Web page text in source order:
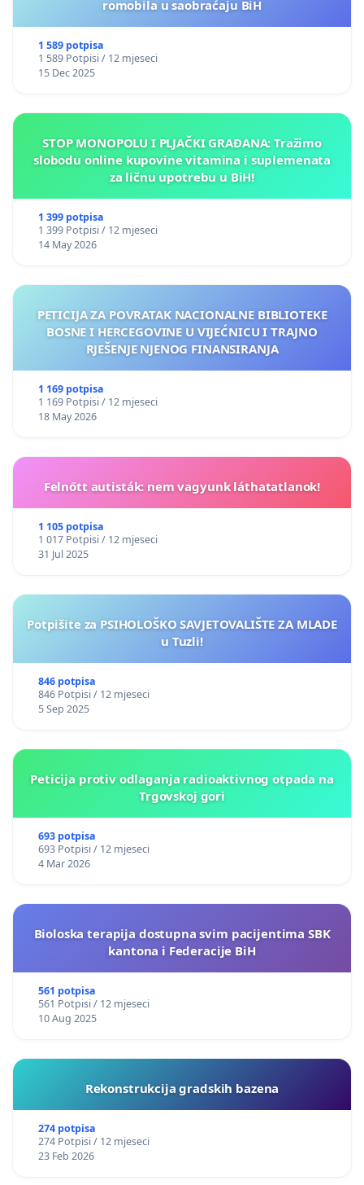
romobila u saobraćaju BiH
1 589 potpisa
1 589 Potpisi / 12 mjeseci
15 Dec 2025
STOP MONOPOLU I PLJAČKI GRAĐANA: Tražimo
slobodu online kupovine vitamina i suplemenata
za ličnu upotrebu u BiH!
1 399 potpisa
1 399 Potpisi / 12 mjeseci
14 May 2026
PETICIJA ZA POVRATAK NACIONALNE BIBLIOTEKE
BOSNE I HERCEGOVINE U VIJEĆNICU I TRAJNO
RJEŠENJE NJENOG FINANSIRANJA
1 169 potpisa
1 169 Potpisi / 12 mjeseci
18 May 2026
Felnőtt autisták: nem vagyunk láthatatlanok!
1 105 potpisa
1 017 Potpisi / 12 mjeseci
31 Jul 2025
Potpišite za PSIHOLOŠKO SAVJETOVALIŠTE ZA MLADE
u Tuzli!
846 potpisa
846 Potpisi / 12 mjeseci
5 Sep 2025
Peticija protiv odlaganja radioaktivnog otpada na
Trgovskoj gori
693 potpisa
693 Potpisi / 12 mjeseci
4 Mar 2026
Bioloska terapija dostupna svim pacijentima SBK
kantona i Federacije BiH
561 potpisa
561 Potpisi / 12 mjeseci
10 Aug 2025
Rekonstrukcija gradskih bazena
274 potpisa
274 Potpisi / 12 mjeseci
23 Feb 2026